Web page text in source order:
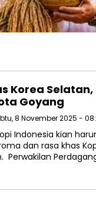
Korea
Goyang
8 November 2025 -
Indonesia kian
dan rasa khas